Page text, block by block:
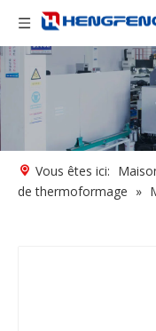
Vous êtes ici:
de thermoformage »